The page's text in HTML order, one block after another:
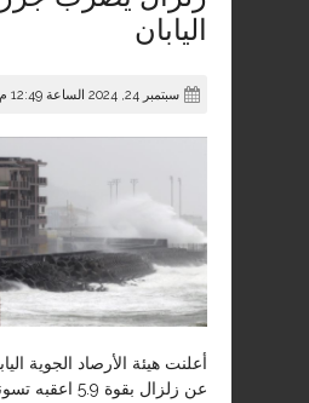
اليابان
سبتمبر 24, 2024 الساعة 12:49 م
أعلنت هيئة الأرصاد الجوية
عن زلزال بقوة